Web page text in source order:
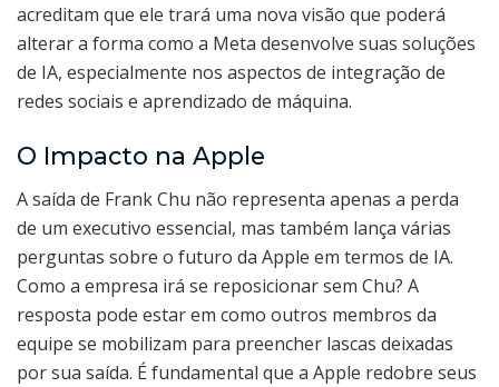
acreditam que ele trará uma nova visão que poderá
alterar a forma como a Meta desenvolve suas soluções
de IA, especialmente nos aspectos de integração de
redes sociais e aprendizado de máquina.
O Impacto na Apple
A saída de Frank Chu não representa apenas a perda
de um executivo essencial, mas também lança várias
perguntas sobre o futuro da Apple em termos de IA.
Como a empresa irá se reposicionar sem Chu? A
resposta pode estar em como outros membros da
equipe se mobilizam para preencher lascas deixadas
por sua saída. É fundamental que a Apple redobre seus